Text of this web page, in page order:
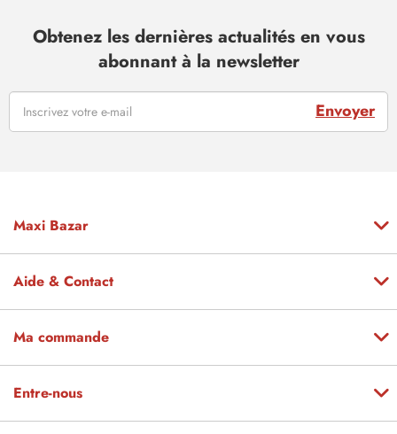
Obtenez les dernières actualités en vous
abonnant à la newsletter
Envoyer
Maxi Bazar
Aide & Contact
Ma commande
Entre-nous